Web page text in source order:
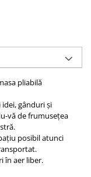
pliabilă
gânduri și
vă de frumusețea
posibil atunci
în aer liber.